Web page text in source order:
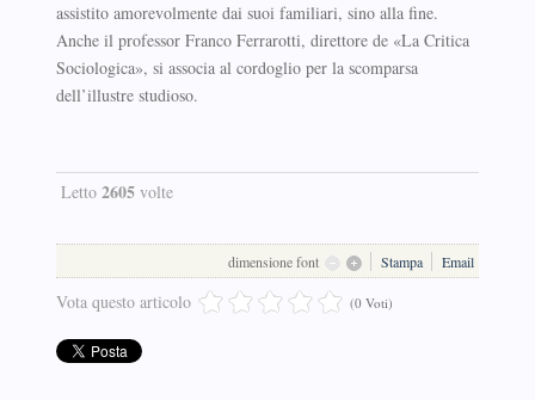
assistito amorevolmente dai suoi familiari, sino alla fine.
Anche il professor Franco Ferrarotti, direttore de «La Critica
Sociologica», si associa al cordoglio per la scomparsa
dell’illustre studioso.
Letto 2605volte
dimensione font Stampa Email
Vota questo articolo (0 Voti)